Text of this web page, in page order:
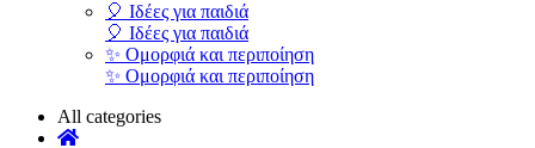
🎈 Ιδέες για παιδιά
🎈 Ιδέες για παιδιά
✨ Ομορφιά και περιποίηση
✨ Ομορφιά και περιποίηση
All categories